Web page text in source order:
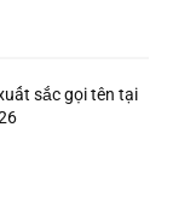
sắc gọi tên tại